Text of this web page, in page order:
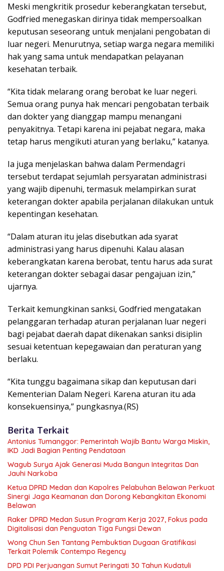
Meski mengkritik prosedur keberangkatan tersebut,
Godfried menegaskan dirinya tidak mempersoalkan
keputusan seseorang untuk menjalani pengobatan di
luar negeri. Menurutnya, setiap warga negara memiliki
hak yang sama untuk mendapatkan pelayanan
kesehatan terbaik.
“Kita tidak melarang orang berobat ke luar negeri.
Semua orang punya hak mencari pengobatan terbaik
dan dokter yang dianggap mampu menangani
penyakitnya. Tetapi karena ini pejabat negara, maka
tetap harus mengikuti aturan yang berlaku,” katanya.
Ia juga menjelaskan bahwa dalam Permendagri
tersebut terdapat sejumlah persyaratan administrasi
yang wajib dipenuhi, termasuk melampirkan surat
keterangan dokter apabila perjalanan dilakukan untuk
kepentingan kesehatan.
“Dalam aturan itu jelas disebutkan ada syarat
administrasi yang harus dipenuhi. Kalau alasan
keberangkatan karena berobat, tentu harus ada surat
keterangan dokter sebagai dasar pengajuan izin,”
ujarnya.
Terkait kemungkinan sanksi, Godfried mengatakan
pelanggaran terhadap aturan perjalanan luar negeri
bagi pejabat daerah dapat dikenakan sanksi disiplin
sesuai ketentuan kepegawaian dan peraturan yang
berlaku.
“Kita tunggu bagaimana sikap dan keputusan dari
Kementerian Dalam Negeri. Karena aturan itu ada
konsekuensinya,” pungkasnya.(RS)
Berita Terkait
Antonius Tumanggor: Pemerintah Wajib Bantu Warga Miskin,
IKD Jadi Bagian Penting Pendataan
Wagub Surya Ajak Generasi Muda Bangun Integritas Dan
Jauhi Narkoba
Ketua DPRD Medan dan Kapolres Pelabuhan Belawan Perkuat
Sinergi Jaga Keamanan dan Dorong Kebangkitan Ekonomi
Belawan
Raker DPRD Medan Susun Program Kerja 2027, Fokus pada
Digitalisasi dan Penguatan Tiga Fungsi Dewan
Wong Chun Sen Tantang Pembuktian Dugaan Gratifikasi
Terkait Polemik Contempo Regency
DPD PDI Perjuangan Sumut Peringati 30 Tahun Kudatuli